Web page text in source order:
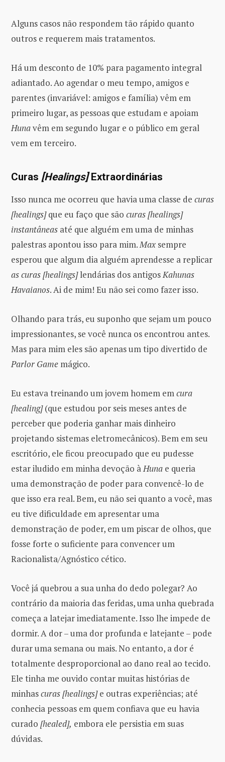
Alguns casos não respondem tão rápido quanto
outros e requerem mais tratamentos.
Há um desconto de 10% para pagamento integral
adiantado. Ao agendar o meu tempo, amigos e
parentes (invariável: amigos e família) vêm em
primeiro lugar, as pessoas que estudam e apoiam
Hunavêm em segundo lugar e o público em geral
vem em terceiro.
Curas [Healings]Extraordinárias
Isso nunca me ocorreu que havia uma classe de curas
[healings]que eu faço que são curas [healings]
instantâneas até que alguém em uma de minhas
palestras apontou isso para mim. Max sempre
esperou que algum dia alguém aprendesse a replicar
as curas [healings]lendárias dos antigos Kahunas
Havaianos. Ai de mim! Eu não sei como fazer isso.
Olhando para trás, eu suponho que sejam um pouco
impressionantes, se você nunca os encontrou antes.
Mas para mim eles são apenas um tipo divertido de
Parlor Game mágico.
Eu estava treinando um jovem homem emcura
[healing](que estudou por seis meses antes de
perceber que poderia ganhar mais dinheiro
projetando sistemas eletromecânicos). Bem em seu
escritório, ele ficou preocupado que eu pudesse
estar iludido em minha devoção àHuna e queria
uma demonstração de poder para convencê-lo de
que isso era real. Bem, eu não sei quanto a você, mas
eu tive dificuldade em apresentar uma
demonstração de poder, em um piscar de olhos, que
fosse forte o suficiente para convencer um
Racionalista/Agnóstico cético.
Você já quebrou a sua unha do dedo polegar? Ao
contrário da maioria das feridas, uma unha quebrada
começa a latejar imediatamente. Isso lhe impede de
dormir. A dor – uma dor profunda e latejante – pode
durar uma semana ou mais. No entanto, a dor é
totalmente desproporcional ao dano real ao tecido.
Ele tinha me ouvido contar muitas histórias de
minhascuras [healings]e outras experiências; até
conhecia pessoas em quem confiava que eu havia
curado [healed], embora ele persistia em suas
dúvidas.